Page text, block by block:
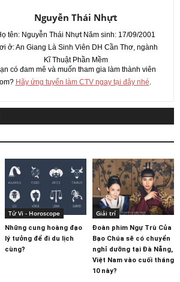
Nguyễn Thái Nhựt
tên: Nguyễn Thái Nhựt Năm sinh: 17/09/2001
ở: An Giang Là Sinh Viên DH Cần Thơ, ngành
Kĩ Thuật Phần Mềm
có đam mê và muốn tham gia làm thành viên
Hãy ứng tuyển làm CTV ngay tại đây nhé.
Tử Vi - Horoscope
Những cung hoàng đạo
lý tưởng để đi du lịch
cùng?
Giải trí
Đoàn phim Ngự Trù Của
Bạo Chúa sẽ có chuyển
nghỉ dưỡng tại Đà Nẵng,
Việt Nam vào cuối tháng
10 này?